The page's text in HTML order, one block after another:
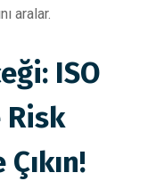
aralar.
ISO
Risk